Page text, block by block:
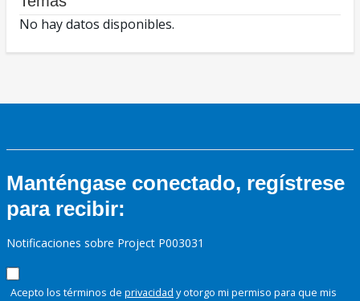
No hay datos disponibles.
Manténgase conectado, regístrese
para recibir:
Notificaciones sobre Project P003031
Acepto los términos de privacidad y otorgo mi permiso para que mis